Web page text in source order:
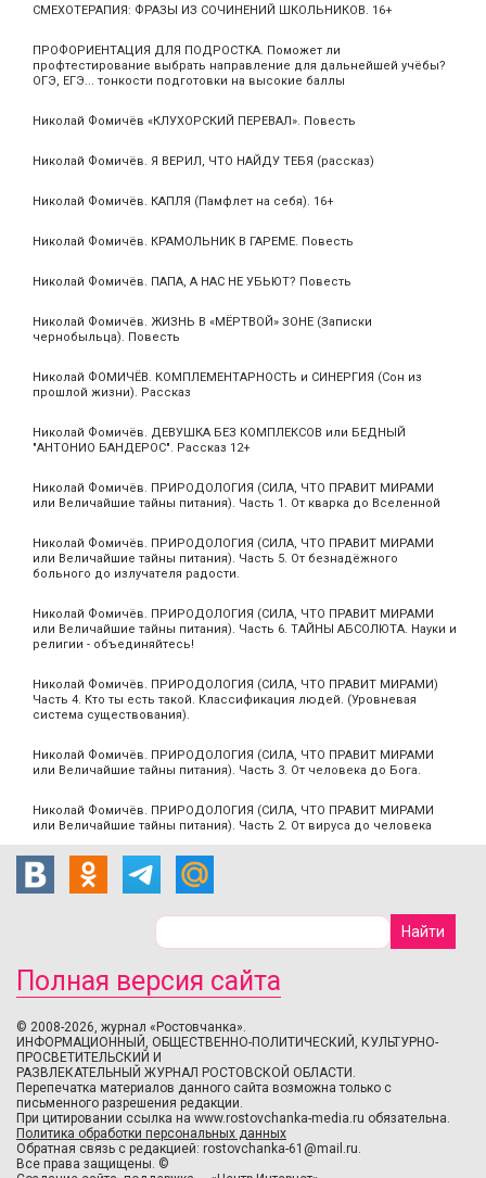
СМЕХОТЕРАПИЯ: ФРАЗЫ ИЗ СОЧИНЕНИЙ ШКОЛЬНИКОВ. 16+
ПРОФОРИЕНТАЦИЯ ДЛЯ ПОДРОСТКА. Поможет ли
профтестирование выбрать направление для дальнейшей учёбы?
ОГЭ, ЕГЭ... тонкости подготовки на высокие баллы
Николай Фомичёв «КЛУХОРСКИЙ ПЕРЕВАЛ». Повесть
Николай Фомичёв. Я ВЕРИЛ, ЧТО НАЙДУ ТЕБЯ (рассказ)
Николай Фомичёв. КАПЛЯ (Памфлет на себя). 16+
Николай Фомичёв. КРАМОЛЬНИК В ГАРЕМЕ. Повесть
Николай Фомичёв. ПАПА, А НАС НЕ УБЬЮТ? Повесть
Николай Фомичёв. ЖИЗНЬ В «МЁРТВОЙ» ЗОНЕ (Записки
чернобыльца). Повесть
Николай ФОМИЧЁВ. КОМПЛЕМЕНТАРНОСТЬ и СИНЕРГИЯ (Сон из
прошлой жизни). Рассказ
Николай Фомичёв. ДЕВУШКА БЕЗ КОМПЛЕКСОВ или БЕДНЫЙ
"АНТОНИО БАНДЕРОС". Рассказ 12+
Николай Фомичёв. ПРИРОДОЛОГИЯ (СИЛА, ЧТО ПРАВИТ МИРАМИ
или Величайшие тайны питания). Часть 1. От кварка до Вселенной
Николай Фомичёв. ПРИРОДОЛОГИЯ (СИЛА, ЧТО ПРАВИТ МИРАМИ
или Величайшие тайны питания). Часть 5. От безнадёжного
больного до излучателя радости.
Николай Фомичёв. ПРИРОДОЛОГИЯ (СИЛА, ЧТО ПРАВИТ МИРАМИ
или Величайшие тайны питания). Часть 6. ТАЙНЫ АБСОЛЮТА. Науки и
религии - объединяйтесь!
Николай Фомичёв. ПРИРОДОЛОГИЯ (СИЛА, ЧТО ПРАВИТ МИРАМИ)
Часть 4. Кто ты есть такой. Классификация людей. (Уровневая
система существования).
Николай Фомичёв. ПРИРОДОЛОГИЯ (СИЛА, ЧТО ПРАВИТ МИРАМИ
или Величайшие тайны питания). Часть 3. От человека до Бога.
Николай Фомичёв. ПРИРОДОЛОГИЯ (СИЛА, ЧТО ПРАВИТ МИРАМИ
или Величайшие тайны питания). Часть 2. От вируса до человека
Полная версия сайта
© 2008-2026, журнал «Ростовчанка».
ИНФОРМАЦИОННЫЙ, ОБЩЕСТВЕННО-ПОЛИТИЧЕСКИЙ, КУЛЬТУРНО-
ПРОСВЕТИТЕЛЬСКИЙ И
РАЗВЛЕКАТЕЛЬНЫЙ ЖУРНАЛ РОСТОВСКОЙ ОБЛАСТИ.
Перепечатка материалов данного сайта возможна только с
письменного разрешения редакции.
При цитировании ссылка на www.rostovchanka-media.ru обязательна.
Политика обработки персональных данных
Обратная связь с редакцией: rostovchanka-61@mail.ru.
Все права защищены. ©